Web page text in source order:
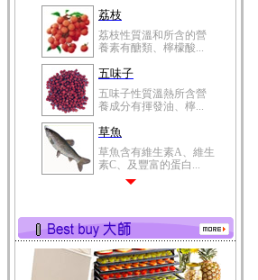
荔枝
荔枝性質溫和所含的營
養素有醣類、檸檬酸...
五味子
五味子性質溫熱所含營
養成分有揮發油、檸...
草魚
草魚含有維生素A、維生
素C、及豐富的蛋白...